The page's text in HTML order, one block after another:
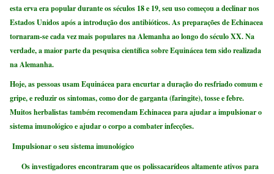
esta erva era popular durante os séculos 18 e 19, seu uso começou a declinar nos
Estados Unidos após a introdução dos antibióticos. As preparações de Echinacea
tornaram-se cada vez mais populares na Alemanha ao longo do século XX. Na
verdade, a maior parte da pesquisa científica sobre Equinácea tem sido realizada
na Alemanha.
Hoje, as pessoas usam Equinácea para encurtar a duração do resfriado comum e
gripe, e reduzir os sintomas, como dor de garganta (faringite), tosse e febre.
Muitos herbalistas também recomendam Echinacea para ajudar a impulsionar o
sistema imunológico e ajudar o corpo a combater infecções.
Impulsionar o seu sistema imunológico
Os investigadores encontraram que os polissacarídeos altamente ativos para